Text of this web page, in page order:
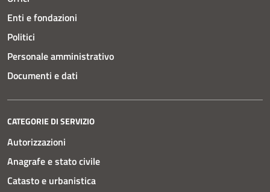
Enti e fondazioni
Politici
Personale amministrativo
Documenti e dati
CATEGORIE DI SERVIZIO
Autorizzazioni
Anagrafe e stato civile
Catasto e urbanistica